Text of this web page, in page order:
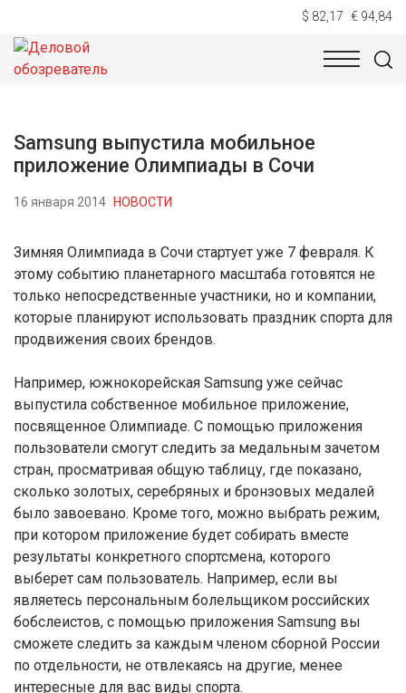
$ 82,17 € 94,84
НОВОСТИ
Samsung выпустила мобильное
приложение Олимпиады в Сочи
16 января 2014 НОВОСТИ
Зимняя Олимпиада в Сочи стартует уже 7 февраля. К
этому событию планетарного масштаба готовятся не
только непосредственные участники, но и компании,
которые планируют использовать праздник спорта для
продвижения своих брендов.
Например, южнокорейская Samsung уже сейчас
выпустила собственное мобильное приложение,
посвященное Олимпиаде. С помощью приложения
пользователи смогут следить за медальным зачетом
стран, просматривая общую таблицу, где показано,
сколько золотых, серебряных и бронзовых медалей
было завоевано. Кроме того, можно выбрать режим,
при котором приложение будет собирать вместе
результаты конкретного спортсмена, которого
выберет сам пользователь. Например, если вы
являетесь персональным болельщиком российских
бобслеистов, с помощью приложения Samsung вы
сможете следить за каждым членом сборной России
по отдельности, не отвлекаясь на другие, менее
интересные для вас виды спорта.